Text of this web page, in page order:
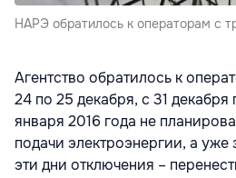
НАРЭ обратилось к операторам с
Агентство обратилось к
24 по 25 декабря, с 31 декабря
января 2016 года не
подачи электроэнергии, а
эти дни отключения –